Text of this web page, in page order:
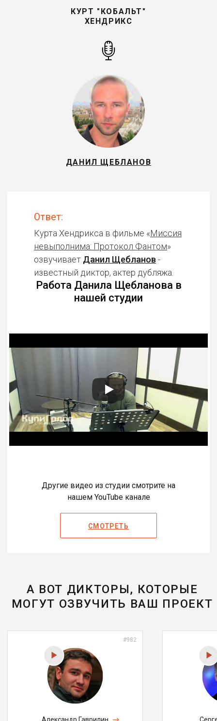
КУРТ "КОБАЛЬТ"
ХЕНДРИКС
ДАНИЛ ЩЕБЛАНОВ
Ответ:
Курта Хендрикса в фильме «Миссия
невыполнима: Протокол Фантом»
озвучивает Данил Щебланов -
известный диктор, актер дубляжа.
Работа Данила Щебланова в
нашей студии
Другие видео из студии смотрите на
нашем YouTube канале
СМОТРЕТЬ
А ВОТ ДИКТОРЫ, КОТОРЫЕ
МОГУТ ОЗВУЧИТЬ ВАШ ПРОЕКТ
#982
Александр Гаврилин